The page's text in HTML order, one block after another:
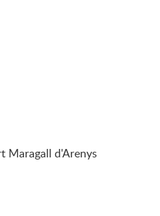
Maragall d'Arenys